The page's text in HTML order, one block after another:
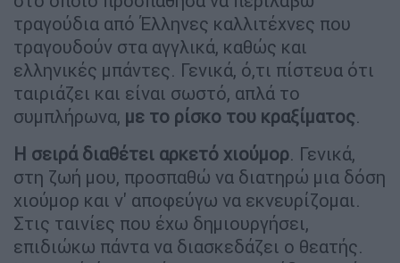
τραγούδια από Έλληνες καλλιτέχνες που
τραγουδούν στα αγγλικά, καθώς και
ελληνικές μπάντες. Γενικά, ό,τι πίστευα ότι
ταιριάζει και είναι σωστό, απλά το
συμπλήρωνα, με το ρίσκο του κραξίματος.
Η σειρά διαθέτει αρκετό χιούμορ. Γενικά,
στη ζωή μου, προσπαθώ να διατηρώ μια δόση
χιούμορ και ν' αποφεύγω να εκνευρίζομαι.
Στις ταινίες που έχω δημιουργήσει,
επιδιώκω πάντα να διασκεδάζει ο θεατής.